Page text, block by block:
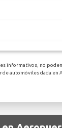
informativos, no
de automóviles dada